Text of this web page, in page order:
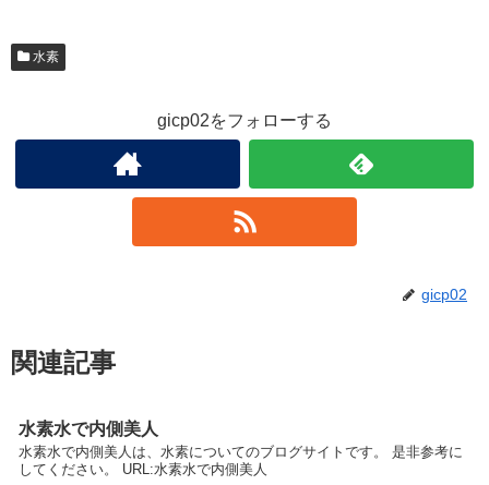
水素
gicp02をフォローする
gicp02
関連記事
水素水で内側美人
水素水で内側美人は、水素についてのブログサイトです。 是非参考に
してください。 URL:水素水で内側美人